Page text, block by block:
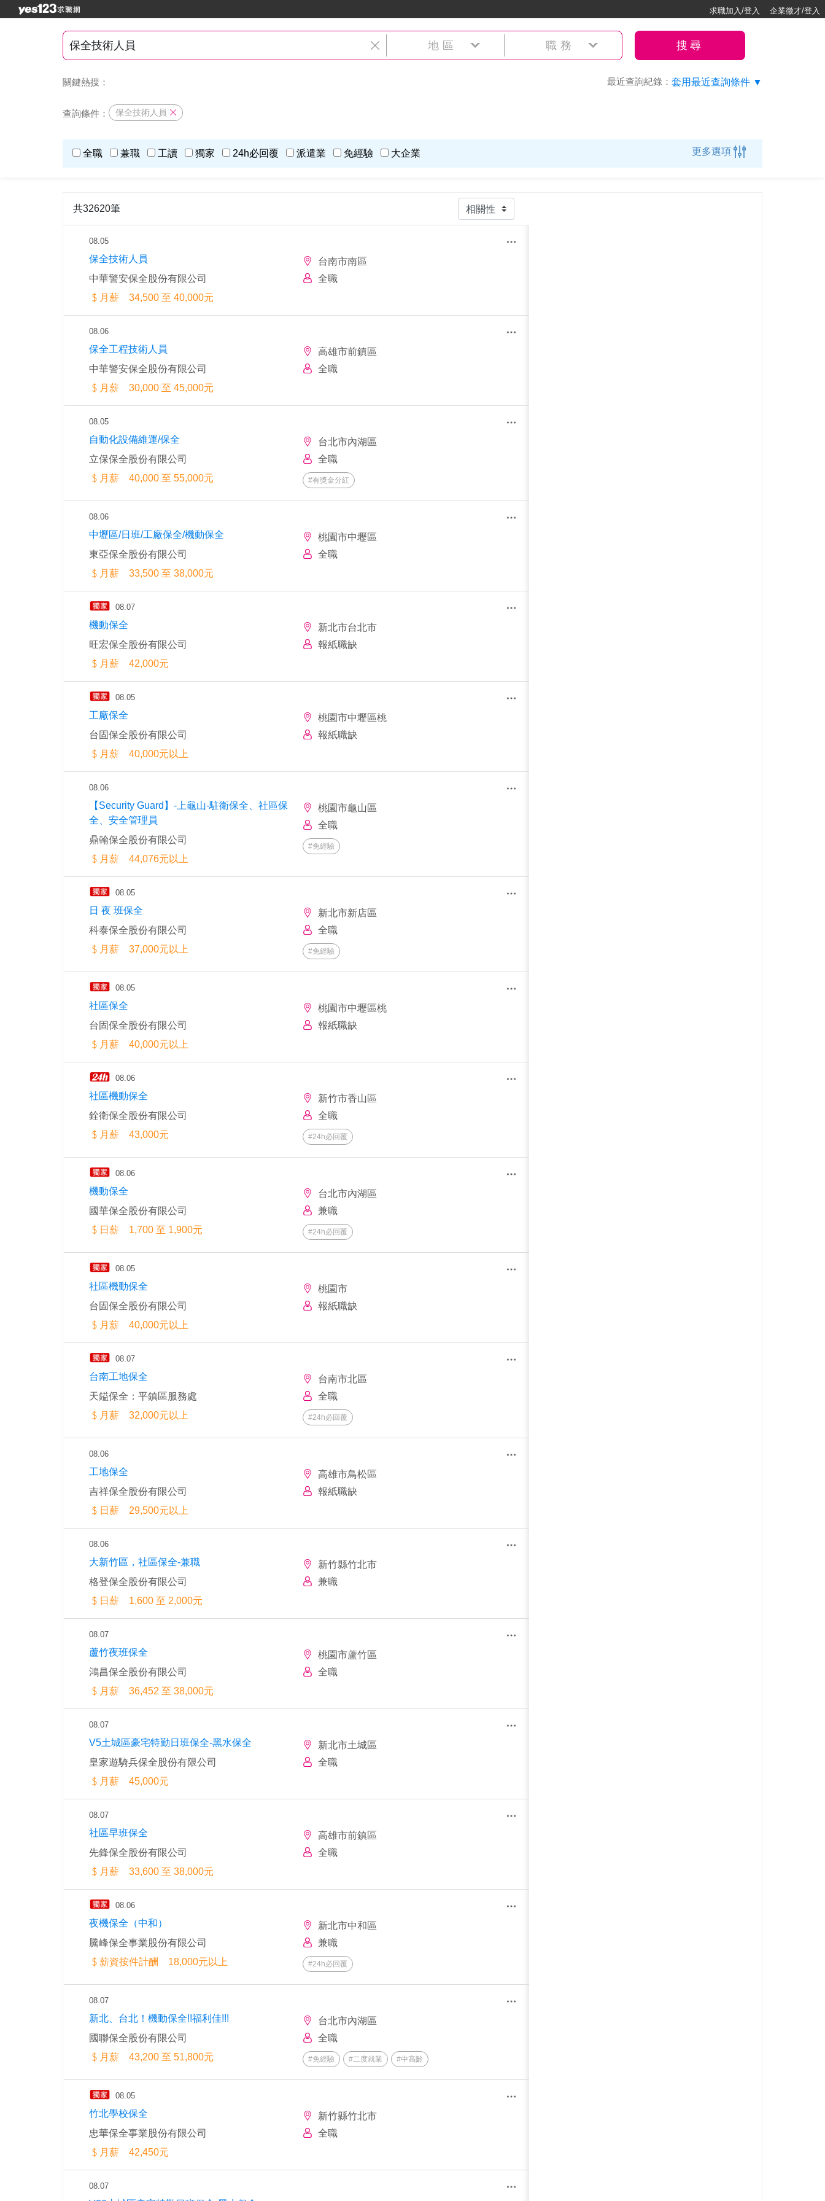
求職加入/登入 企業徵才/登入
地區 職務 搜尋
關鍵熱搜： 最近查詢紀錄： 套用最近查詢條件 ▼
查詢條件： 保全技術人員
全職 兼職 工讀 獨家 24h必回覆 派遣業 免經驗 大企業 更多選項
共32620筆
08.05
保全技術人員
中華警安保全股份有限公司
月薪 34,500 至 40,000元
台南市南區
全職
08.06
保全工程技術人員
中華警安保全股份有限公司
月薪 30,000 至 45,000元
高雄市前鎮區
全職
08.05
自動化設備維運/保全
立保保全股份有限公司
月薪 40,000 至 55,000元
台北市內湖區
全職
#有獎金分紅
08.06
中壢區/日班/工廠保全/機動保全
東亞保全股份有限公司
月薪 33,500 至 38,000元
桃園市中壢區
全職
08.07
機動保全
旺宏保全股份有限公司
月薪 42,000元
新北市台北市
報紙職缺
08.05
工廠保全
台固保全股份有限公司
月薪 40,000元以上
桃園市中壢區桃
報紙職缺
08.06
【Security Guard】-上龜山-駐衛保全、社區保
全、安全管理員
鼎翰保全股份有限公司
月薪 44,076元以上
桃園市龜山區
全職
#免經驗
08.05
日 夜 班保全
科泰保全股份有限公司
月薪 37,000元以上
新北市新店區
全職
#免經驗
08.05
社區保全
台固保全股份有限公司
月薪 40,000元以上
桃園市中壢區桃
報紙職缺
08.06
社區機動保全
銓衛保全股份有限公司
月薪 43,000元
新竹市香山區
全職
#24h必回覆
08.06
機動保全
國華保全股份有限公司
日薪 1,700 至 1,900元
台北市內湖區
兼職
#24h必回覆
08.05
社區機動保全
台固保全股份有限公司
月薪 40,000元以上
桃園市
報紙職缺
08.07
台南工地保全
天鎰保全：平鎮區服務處
月薪 32,000元以上
台南市北區
全職
#24h必回覆
08.06
工地保全
吉祥保全股份有限公司
日薪 29,500元以上
高雄市鳥松區
報紙職缺
08.06
大新竹區，社區保全-兼職
格登保全股份有限公司
日薪 1,600 至 2,000元
新竹縣竹北市
兼職
08.07
蘆竹夜班保全
鴻昌保全股份有限公司
月薪 36,452 至 38,000元
桃園市蘆竹區
全職
08.07
V5土城區豪宅特勤日班保全-黑水保全
皇家遊騎兵保全股份有限公司
月薪 45,000元
新北市土城區
全職
08.07
社區早班保全
先鋒保全股份有限公司
月薪 33,600 至 38,000元
高雄市前鎮區
全職
08.06
夜機保全（中和）
騰峰保全事業股份有限公司
薪資按件計酬 18,000元以上
新北市中和區
兼職
#24h必回覆
08.07
新北、台北！機動保全!!福利佳!!!
國聯保全股份有限公司
月薪 43,200 至 51,800元
台北市內湖區
全職
#免經驗 #二度就業 #中高齡
08.05
竹北學校保全
忠華保全事業股份有限公司
月薪 42,450元
新竹縣竹北市
全職
08.07